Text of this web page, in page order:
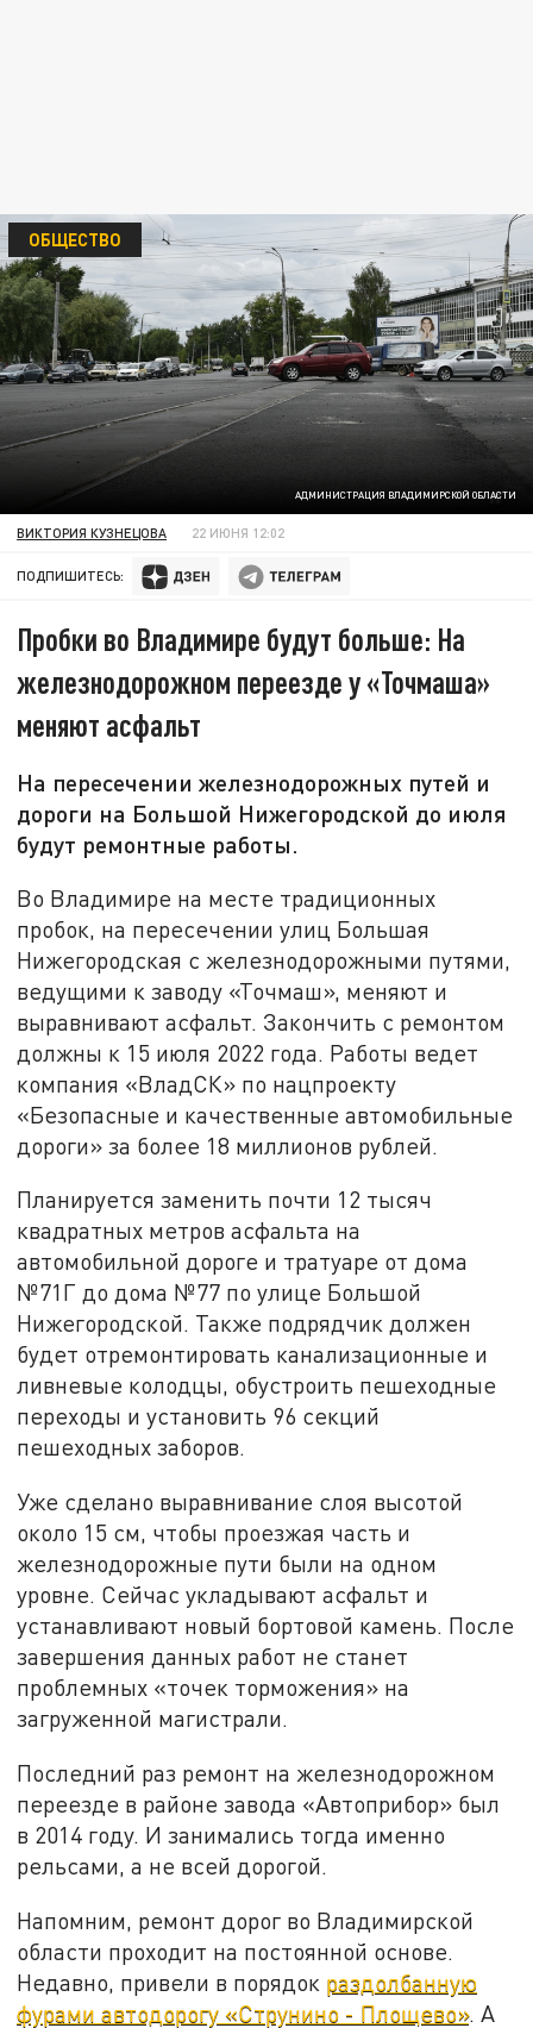
АДМИНИСТРАЦИЯ ВЛАДИМИРСКОЙ ОБЛАСТИ
ОБЩЕСТВО
ВИКТОРИЯ КУЗНЕЦОВА 22 ИЮНЯ 12:02
ПОДПИШИТЕСЬ:
Пробки во Владимире будут больше: На
железнодорожном переезде у «Точмаша»
меняют асфальт
На пересечении железнодорожных путей и
дороги на Большой Нижегородской до июля
будут ремонтные работы.
Во Владимире на месте традиционных
пробок, на пересечении улиц Большая
Нижегородская с железнодорожными путями,
ведущими к заводу «Точмаш», меняют и
выравнивают асфальт. Закончить с ремонтом
должны к 15 июля 2022 года. Работы ведет
компания «ВладСК» по нацпроекту
«Безопасные и качественные автомобильные
дороги» за более 18 миллионов рублей.
Планируется заменить почти 12 тысяч
квадратных метров асфальта на
автомобильной дороге и тратуаре от дома
№71Г до дома №77 по улице Большой
Нижегородской. Также подрядчик должен
будет отремонтировать канализационные и
ливневые колодцы, обустроить пешеходные
переходы и установить 96 секций
пешеходных заборов.
Уже сделано выравнивание слоя высотой
около 15 см, чтобы проезжая часть и
железнодорожные пути были на одном
уровне. Сейчас укладывают асфальт и
устанавливают новый бортовой камень. После
завершения данных работ не станет
проблемных «точек торможения» на
загруженной магистрали.
Последний раз ремонт на железнодорожном
переезде в районе завода «Автоприбор» был
в 2014 году. И занимались тогда именно
рельсами, а не всей дорогой.
Напомним, ремонт дорог во Владимирской
области проходит на постоянной основе.
Недавно, привели в порядок раздолбанную
фурами автодорогу «Струнино - Площево». А